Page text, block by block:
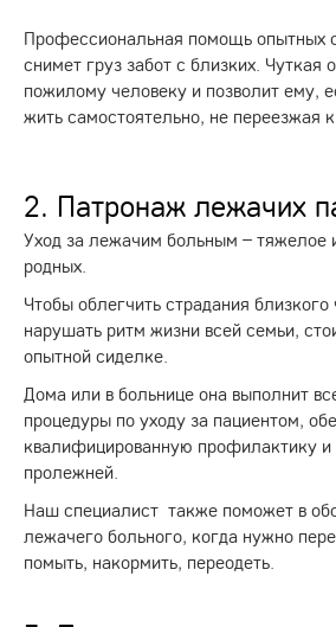
Профессиональная помощь опытных
снимет груз забот с близких. Чуткая
пожилому человеку и позволит ему,
жить самостоятельно, не переезжая
2. Патронаж лежачих
Уход за лежачим больным – тяжелое
родных.
Чтобы облегчить страдания
нарушать ритм жизни всей семьи,
опытной сиделке.
Дома или в больнице она выполнит
процедуры по уходу за пациентом,
квалифицированную профилактику и
пролежней.
Наш специалист также поможет в
лежачего больного, когда нужно
помыть, накормить, переодеть.